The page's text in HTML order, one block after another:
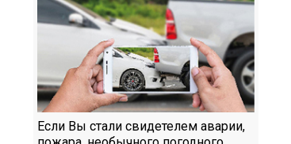
Если Вы стали свидетелем аварии,